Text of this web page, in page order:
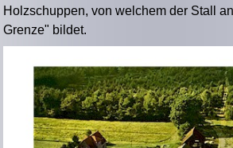
Holzschuppen, von welchem der Stall
Grenze" bildet.